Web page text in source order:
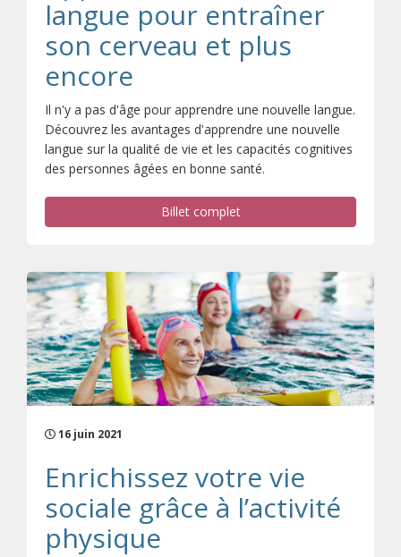
langue pour entraîner
son cerveau et plus
encore
Il n'y a pas d'âge pour apprendre une nouvelle langue.
Découvrez les avantages d'apprendre une nouvelle
langue sur la qualité de vie et les capacités cognitives
des personnes âgées en bonne santé.
Billet complet
16 juin 2021
Enrichissez votre vie
sociale grâce à l’activité
physique